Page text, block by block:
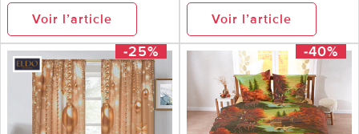
Voir l’article Voir l’article
-25% -40%